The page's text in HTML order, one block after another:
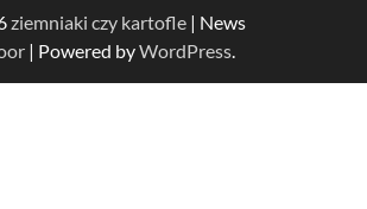
ziemniaki czy kartofle | News
| Powered byWordPress.